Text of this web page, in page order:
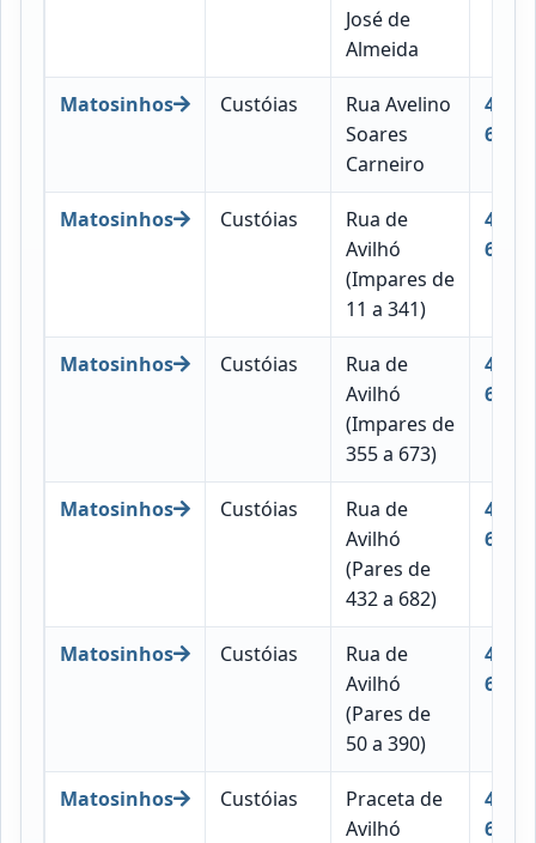
José de
Almeida
Matosinhos Custóias
Rua Avelino
Soares
Carneiro
4460-
681
Matosinhos Custóias
Rua de
Avilhó
(Impares de
11 a 341)
4460-
684
Matosinhos Custóias
Rua de
Avilhó
(Impares de
355 a 673)
4460-
685
Matosinhos Custóias
Rua de
Avilhó
(Pares de
432 a 682)
4460-
683
Matosinhos Custóias
Rua de
Avilhó
(Pares de
50 a 390)
4460-
682
Matosinhos Custóias
Praceta de
Avilhó
4460-
686